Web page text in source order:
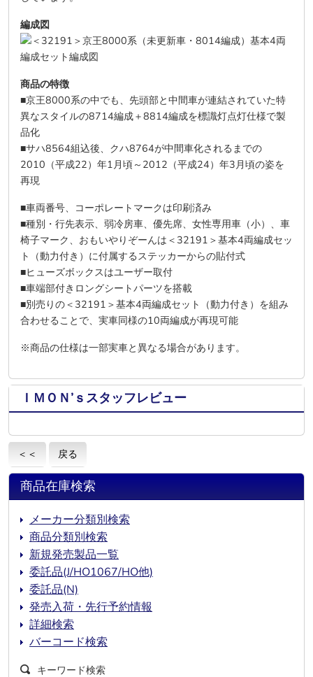
編成図
商品の特徴
■京王8000系の中でも、先頭部と中間車が連結されていた特
異なスタイルの8714編成＋8814編成を標識灯点灯仕様で製
品化
■サハ8564組込後、クハ8764が中間車化されるまでの
2010（平成22）年1月頃～2012（平成24）年3月頃の姿を
再現
■車両番号、コーポレートマークは印刷済み
■種別・行先表示、弱冷房車、優先席、女性専用車（小）、車
椅子マーク、おもいやりぞーんは＜32191＞基本4両編成セッ
ト（動力付き）に付属するステッカーからの貼付式
■ヒューズボックスはユーザー取付
■車端部付きロングシートパーツを搭載
■別売りの＜32191＞基本4両編成セット（動力付き）を組み
合わせることで、実車同様の10両編成が再現可能
※商品の仕様は一部実車と異なる場合があります。
ＩＭＯＮ’ｓスタッフレビュー
＜＜ 戻る
商品在庫検索
メーカー分類別検索
商品分類別検索
新規発売製品一覧
委託品(J/HO1067/HO他)
委託品(N)
発売入荷・先行予約情報
詳細検索
バーコード検索
キーワード検索